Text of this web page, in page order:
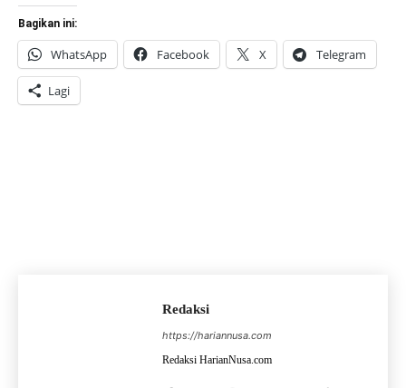
Bagikan ini:
WhatsApp Facebook X Telegram
Lagi
Redaksi
https://hariannusa.com
Redaksi HarianNusa.com